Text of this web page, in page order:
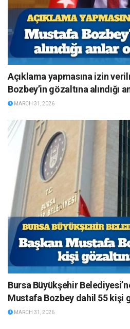
Açıklama yapmasına izin
Bozbey’in gözaltına alındığı
MARCH 31, 2026
Bursa Büyükşehir
Mustafa Bozbey dahil 55 kişi
MARCH 31, 2026